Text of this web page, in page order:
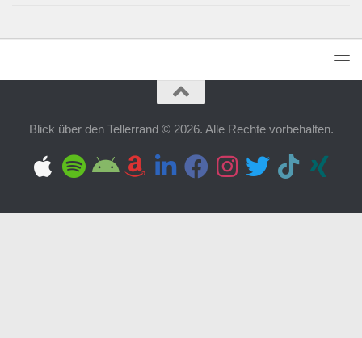
Blick über den Tellerrand © 2026. Alle Rechte vorbehalten.